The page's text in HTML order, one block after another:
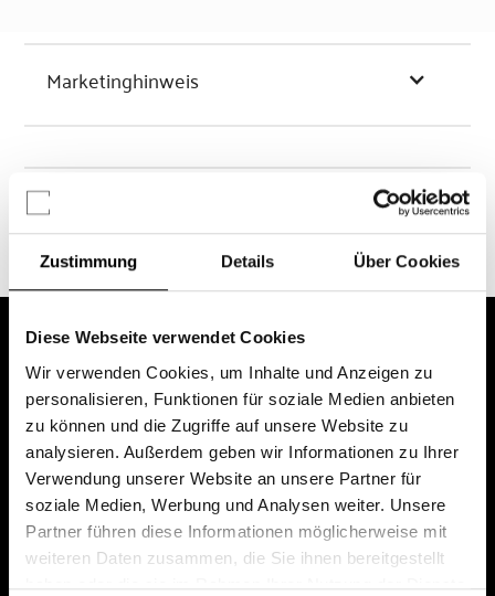
Zustimmung Details Über Cookies
Diese Webseite verwendet Cookies
Wir verwenden Cookies, um Inhalte und Anzeigen zu
personalisieren, Funktionen für soziale Medien anbieten
zu können und die Zugriffe auf unsere Website zu
analysieren. Außerdem geben wir Informationen zu Ihrer
Verwendung unserer Website an unsere Partner für
soziale Medien, Werbung und Analysen weiter. Unsere
Partner führen diese Informationen möglicherweise mit
weiteren Daten zusammen, die Sie ihnen bereitgestellt
Marketinghinweis
Chancen & Risiken
Das erste Depot in Österreich mit 0€ Kontoführung,
0€ Ausgabeaufschlag und 0€ Depotgebühren bei
knapp 2000 Fonds und 0€ Orderspesen.